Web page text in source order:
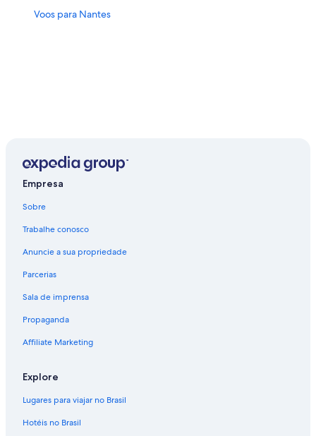
Voos para Nantes
Empresa
Sobre
Trabalhe conosco
Anuncie a sua propriedade
Parcerias
Sala de imprensa
Propaganda
Affiliate Marketing
Explore
Lugares para viajar no Brasil
Hotéis no Brasil